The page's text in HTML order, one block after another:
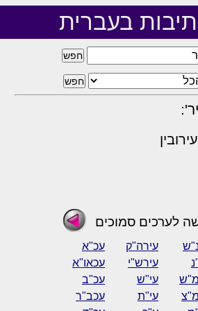
בעברית
עירובין
לערכים סמוכים
עירה"ק
עכ"א
עירש"י
עכאו"א
עי"ש
עכ"ב
עי"ת
עכב"ר